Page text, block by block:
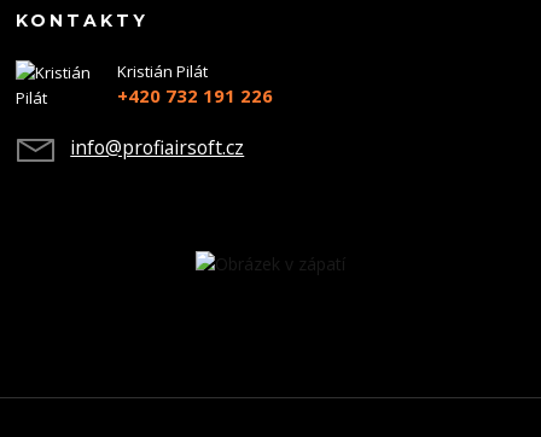
KONTAKTY
Kristián Pilát
+420 732 191 226
info@profiairsoft.cz